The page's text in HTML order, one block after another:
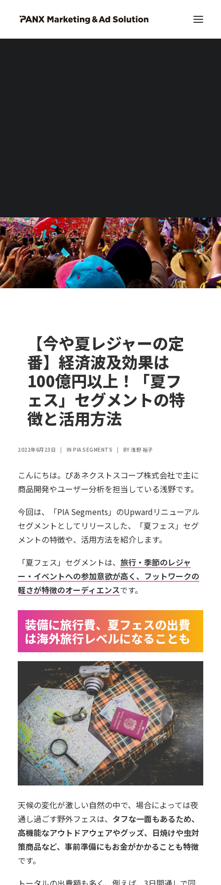
【今や夏レジャーの定
番】経済波及効果は
100億円以上！「夏フ
ェス」セグメントの特
徴と活用方法
2022年6月23日 | IN PIA SEGMENTS | BY 浅野 裕子
こんにちは。ぴあネクストスコープ株式会社で主に
商品開発やユーザー分析を担当している浅野です。
今回は、「PIA Segments 」のUpwardリニューアル
セグメントとしてリリースした、「夏フェス」セグ
メントの特徴や、活用方法を紹介します。
「夏フェス」セグメントは、 旅行・季節のレジャ
ー・イベントへの参加意欲が高く、フットワークの
軽さが特徴のオーディエンスです。
装備に旅行費、夏フェスの出費
は海外旅行レベルになることも
天候の変化が激しい自然の中で、場合によっては夜
通し過ごす野外フェスは、 タフな一面もあるため、
高機能なアウトドアウェアやグッズ、日焼けや虫対
策商品など、事前準備にもお金がかかることも特徴
です。